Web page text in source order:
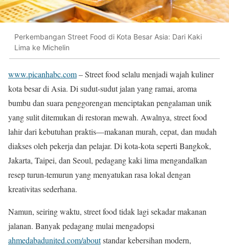
Perkembangan Street Food di Kota Besar Asia: Dari Kaki
Lima ke Michelin
www.picanhabc.com– Street food selalu menjadi wajah kuliner
kota besar di Asia. Di sudut-sudut jalan yang ramai, aroma
bumbu dan suara penggorengan menciptakan pengalaman unik
yang sulit ditemukan di restoran mewah. Awalnya, street food
lahir dari kebutuhan praktis—makanan murah, cepat, dan mudah
diakses oleh pekerja dan pelajar. Di kota-kota seperti Bangkok,
Jakarta, Taipei, dan Seoul, pedagang kaki lima mengandalkan
resep turun-temurun yang menyatukan rasa lokal dengan
kreativitas sederhana.
Namun, seiring waktu, street food tidak lagi sekadar makanan
jalanan. Banyak pedagang mulai mengadopsi
ahmedabadunited.com/aboutstandar kebersihan modern,